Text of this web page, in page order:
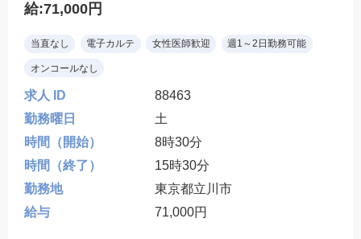
給:71,000円
当直なし 電子カルテ 女性医師歓迎 週1～2日勤務可能
オンコールなし
求人 ID
88463
勤務曜日
土
時間（開始）
8時30分
時間（終了）
15時30分
勤務地
東京都立川市
給与
71,000円